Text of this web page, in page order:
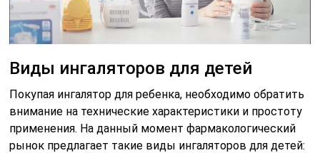
Виды ингаляторов для детей
Покупая ингалятор для ребенка, необходимо обратить
внимание на технические характеристики и простоту
применения. На данный момент фармакологический
рынок предлагает такие виды ингаляторов для детей: